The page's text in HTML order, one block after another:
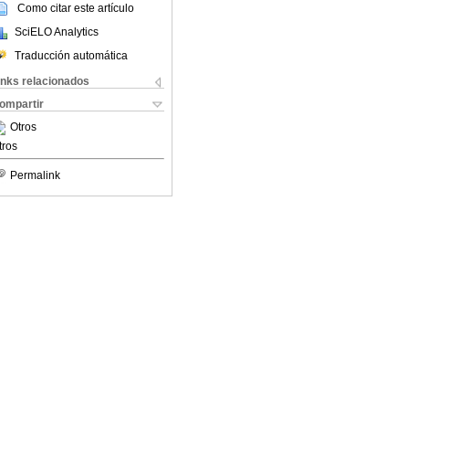
Como citar este artículo
SciELO Analytics
Traducción automática
relacionados
Otros
Permalink